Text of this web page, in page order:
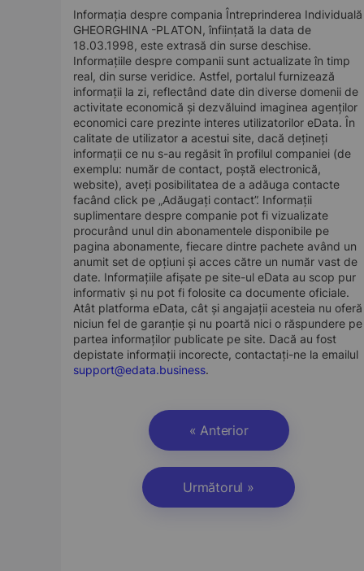
Informația despre compania Întreprinderea Individuală
GHEORGHINA -PLATON, înființată la data de
18.03.1998, este extrasă din surse deschise.
Informațiile despre companii sunt actualizate în timp
real, din surse veridice. Astfel, portalul furnizează
informații la zi, reflectând date din diverse domenii de
activitate economică și dezvăluind imaginea agenților
economici care prezinte interes utilizatorilor eData. În
calitate de utilizator a acestui site, dacă dețineți
informații ce nu s-au regăsit în profilul companiei (de
exemplu: număr de contact, poștă electronică,
website), aveți posibilitatea de a adăuga contacte
facând click pe „Adăugați contact”. Informații
suplimentare despre companie pot fi vizualizate
procurând unul din abonamentele disponibile pe
pagina abonamente, fiecare dintre pachete având un
anumit set de opțiuni și acces către un număr vast de
date. Informațiile afișate pe site-ul eData au scop pur
informativ și nu pot fi folosite ca documente oficiale.
Atât platforma eData, cât și angajații acesteia nu oferă
niciun fel de garanție și nu poartă nici o răspundere pe
partea informaților publicate pe site. Dacă au fost
depistate informații incorecte, contactați-ne la emailul
support@edata.business.
« Anterior
Următorul »